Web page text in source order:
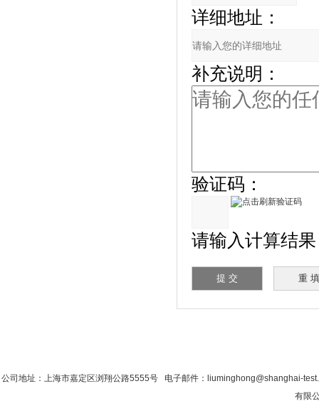
详细地址：
补充说明：
验证码：
请输入计算结果
公司地址：上海市嘉定区浏翔公路5555号 电子邮件：liuminghong@shanghai-
有限